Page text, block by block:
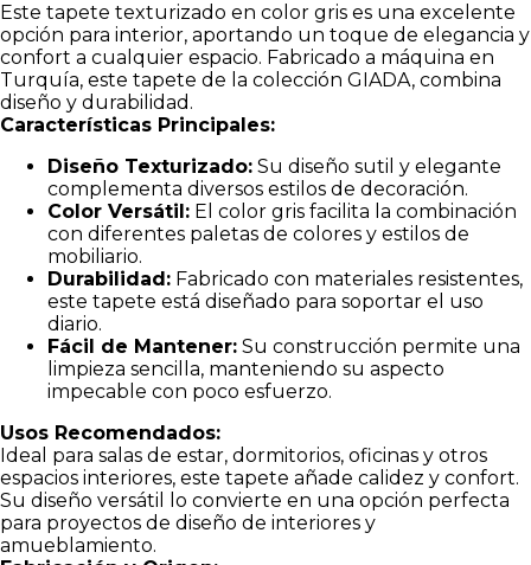
Este tapete texturizado en color gris es una excelente
opción para interior, aportando un toque de elegancia y
confort a cualquier espacio. Fabricado a máquina en
Turquía, este tapete de la colección GIADA, combina
diseño y durabilidad.
Características Principales:
Diseño Texturizado: Su diseño sutil y elegante
complementa diversos estilos de decoración.
Color Versátil: El color gris facilita la combinación
con diferentes paletas de colores y estilos de
mobiliario.
Durabilidad: Fabricado con materiales resistentes,
este tapete está diseñado para soportar el uso
diario.
Fácil de Mantener: Su construcción permite una
limpieza sencilla, manteniendo su aspecto
impecable con poco esfuerzo.
Usos Recomendados:
Ideal para salas de estar, dormitorios, oficinas y otros
espacios interiores, este tapete añade calidez y confort.
Su diseño versátil lo convierte en una opción perfecta
para proyectos de diseño de interiores y
amueblamiento.